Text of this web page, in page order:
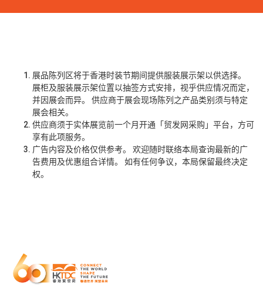
展品陈列区将于香港时装节期间提供服装展示架以供选择。
展柜及服装展示架位置以抽签方式安排，视乎供应情况而定，
并因展会而异。 供应商于展会现场陈列之产品类别须与特定
展会相关。
供应商须于实体展览前一个月开通「贸发网采购」平台，方可
享有此项服务。
广告内容及价格仅供参考。 欢迎随时联络本局查询最新的广
告费用及优惠组合详情。 如有任何争议，本局保留最终决定
权。